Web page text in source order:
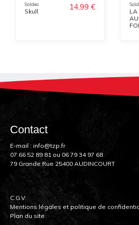
Soldes
Skull 14,99 €
LA
Contact
E-mail : info@tzp.fr
07 66 52 89 81 ou 06 79 34 97 68
79 Grande Rue 25400 AUDINCOURT
C.G.V.
Mentions légales et politique de
Plan du site